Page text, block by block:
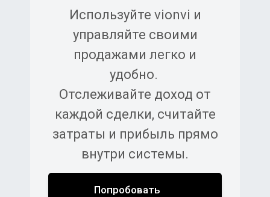
Используйте vionvi и
управляйте своими
продажами легко и
удобно.
Отслеживайте доход от
каждой сделки, считайте
затраты и прибыль прямо
внутри системы.
Попробовать